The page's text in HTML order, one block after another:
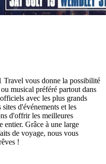
Travel vous donne la possibilité
musical préféré partout dans
avec les plus grands
d'événements et les
d'offrir les meilleures
entier. Grâce à une large
de voyage, nous vous
!